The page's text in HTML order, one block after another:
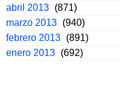
abril 2013 (871)
marzo 2013 (940)
febrero 2013 (891)
enero 2013 (692)